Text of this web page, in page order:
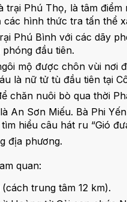
trại Phú Thọ, là tâm
hình thức tra tấn thể
Phú Bình với các dãy
đầu tiên.
mộ được chôn vùi nơi
là nữ tử tù đầu tiên tại
chăn nuôi bò qua thời
An Sơn Miếu. Bà Phi
hiểu câu hát ru “Gió
địa phương.
quan:
(cách trung tâm 12 km).